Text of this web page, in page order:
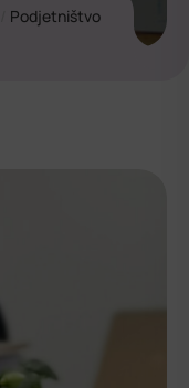
Podjetništvo